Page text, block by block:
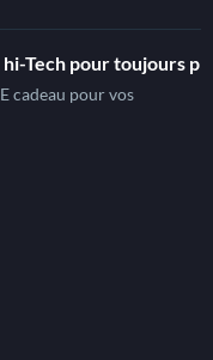
Tech pour toujours
cadeau pour vos